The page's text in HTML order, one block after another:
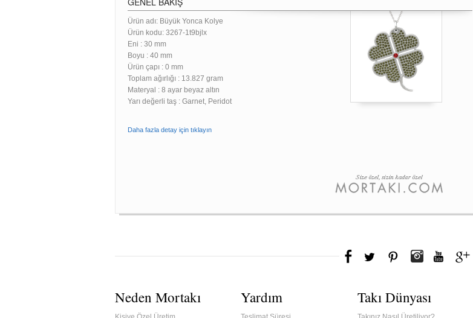
Ürün adı: Büyük Yonca Kolye
Ürün kodu: 3267-1t9bjlx
Eni : 30 mm
Boyu : 40 mm
Ürün çapı : 0 mm
Toplam ağırlığı : 13.827 gram
Materyal : 8 ayar beyaz altın
Yarı değerli taş : Garnet, Peridot
Daha fazla detay için tıklayın
Neden Mortakı Yardım Takı Dünyası